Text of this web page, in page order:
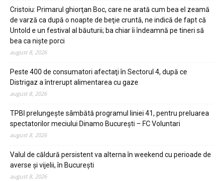
Cristoiu: Primarul ghiorţan Boc, care ne arată cum bea el zeamă
de varză ca după o noapte de beţie cruntă, ne indică de fapt că
Untold e un festival al băuturii; ba chiar îi îndeamnă pe tineri să
bea ca niște porci
august 8, 2026
Peste 400 de consumatori afectaţi în Sectorul 4, după ce
Distrigaz a întrerupt alimentarea cu gaze
august 8, 2026
TPBI prelungeşte sâmbătă programul liniei 41, pentru preluarea
spectatorilor meciului Dinamo Bucureşti – FC Voluntari
august 8, 2026
Valul de căldură persistent va alterna în weekend cu perioade de
averse şi vijelii, în Bucureşti
august 8, 2026